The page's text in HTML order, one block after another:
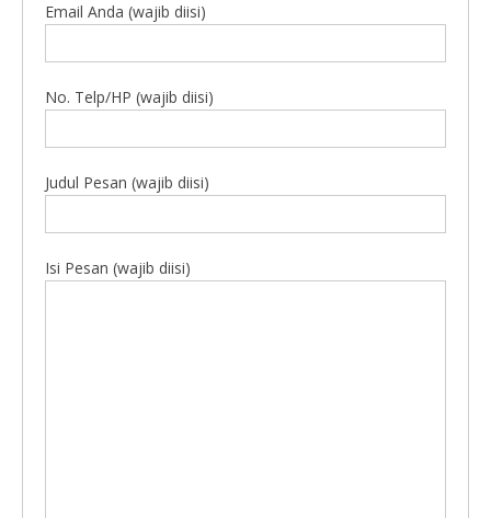
Email Anda (wajib diisi)
No. Telp/HP (wajib diisi)
Judul Pesan (wajib diisi)
Isi Pesan (wajib diisi)